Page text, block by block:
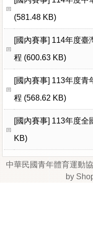
(581.48 KB)
[國內賽事] 114年度臺
程 (600.63 KB)
[國內賽事] 113年度青
程 (568.62 KB)
[國內賽事] 113年度全
KB)
中華民國青年體育運動
by